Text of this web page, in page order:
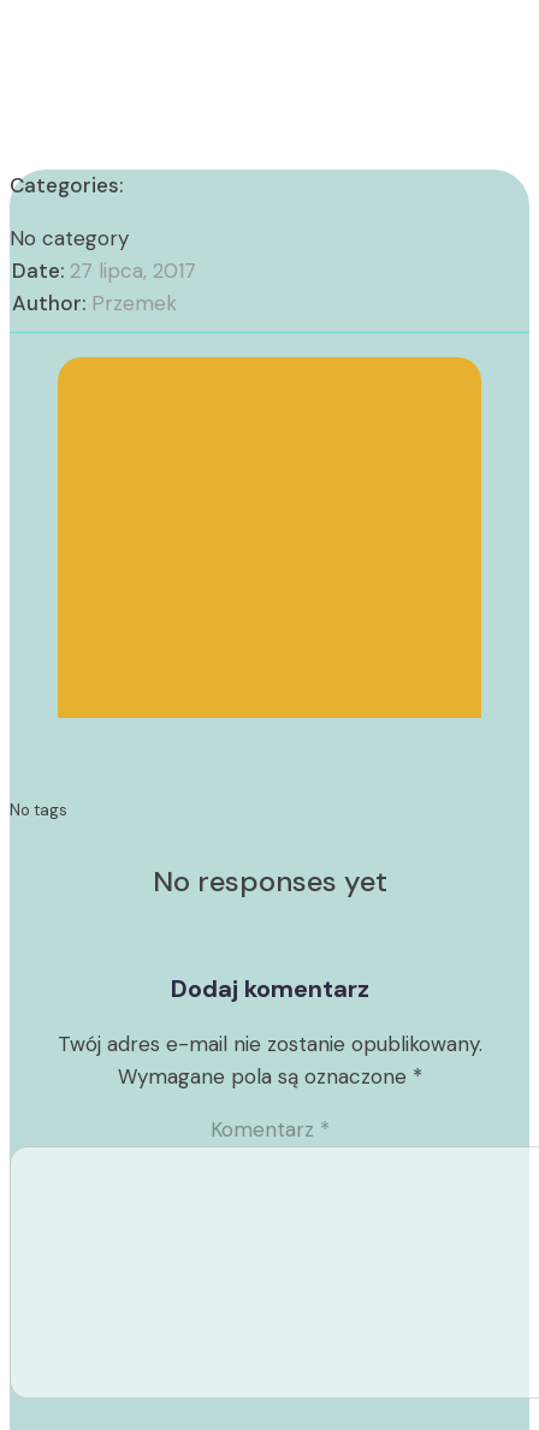
Categories:
No category
Date: 27 lipca, 2017
Author: Przemek
No tags
No responses yet
Dodaj komentarz
Twój adres e-mail nie zostanie opublikowany.
Wymagane pola są oznaczone *
Komentarz *